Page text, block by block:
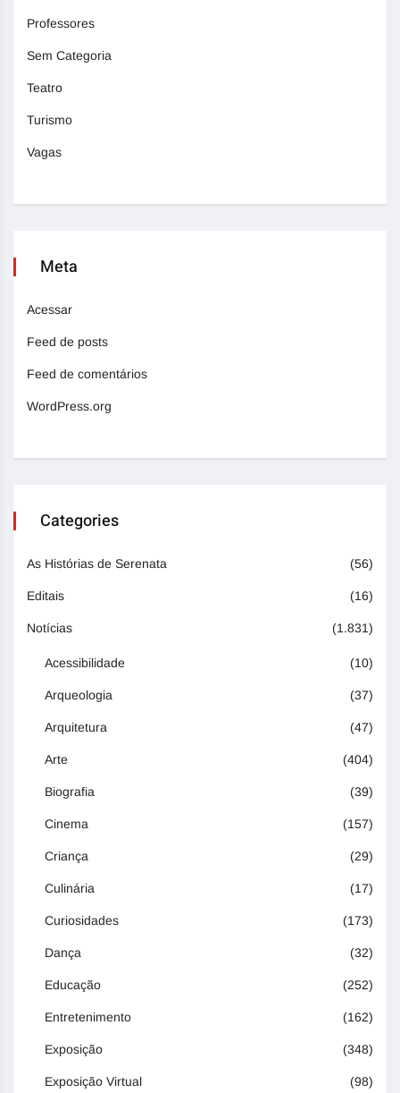
Professores
Sem Categoria
Teatro
Turismo
Vagas
Meta
Acessar
Feed de posts
Feed de comentários
WordPress.org
Categories
As Histórias de Serenata (56)
Editais (16)
Notícias (1.831)
Acessibilidade (10)
Arqueologia (37)
Arquitetura (47)
Arte (404)
Biografia (39)
Cinema (157)
Criança (29)
Culinária (17)
Curiosidades (173)
Dança (32)
Educação (252)
Entretenimento (162)
Exposição (348)
Exposição Virtual (98)